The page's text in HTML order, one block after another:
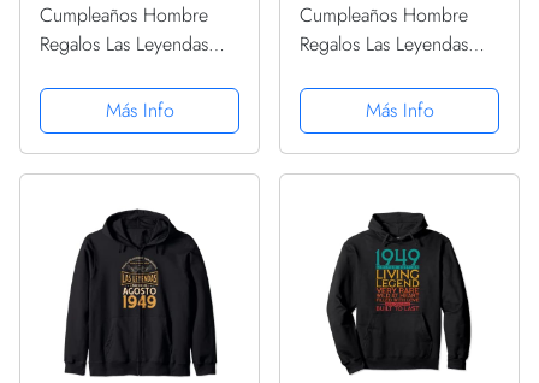
Cumpleaños Hombre
Regalos Las Leyendas
con Capucha
Más Info
Cumpleaños Hombre
Regalos Las Leyendas
Sudadera con Capucha
Más Info